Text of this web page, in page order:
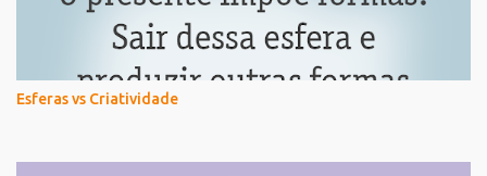
Esferas vs Criatividade